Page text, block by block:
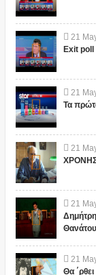
21
Exit poll
21
Τα
21
ΧΡΟΝΗΣ
21
21
Θα